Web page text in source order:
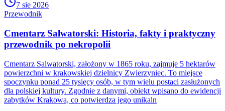
7 sie 2026
Przewodnik
Cmentarz Salwatorski: Historia, fakty i praktyczny
przewodnik po nekropolii
Cmentarz Salwatorski, założony w 1865 roku, zajmuje 5 hektarów
powierzchni w krakowskiej dzielnicy Zwierzyniec. To miejsce
spoczynku ponad 25 tysięcy osób, w tym wielu postaci zasłużonych
dla polskiej kultury. Zgodnie z danymi, obiekt wpisano do ewidencji
zabytków Krakowa, co potwierdza jego unikaln